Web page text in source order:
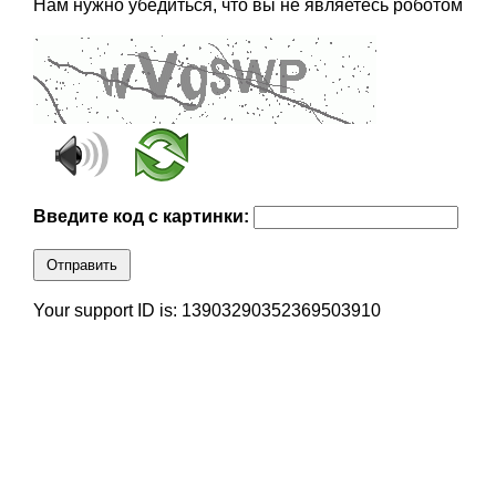
Нам нужно убедиться, что вы не являетесь роботом
Введите код с картинки:
Отправить
Your support ID is: 13903290352369503910